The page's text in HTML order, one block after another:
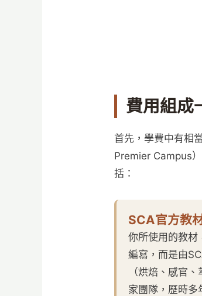
費用組成
首先，學費中有相
Premier Campus
括：
SCA官方教
你所使用的教材
編寫，而是由
（烘焙、感官
家團隊，歷時多